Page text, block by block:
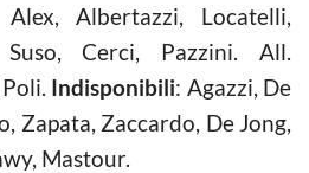
Albertazzi, Locatelli,
Cerci, Pazzini. All.
Indisponibili: Agazzi, De
Zapata, Zaccardo, De Jong,
Mastour.